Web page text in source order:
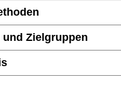
Zielgruppen